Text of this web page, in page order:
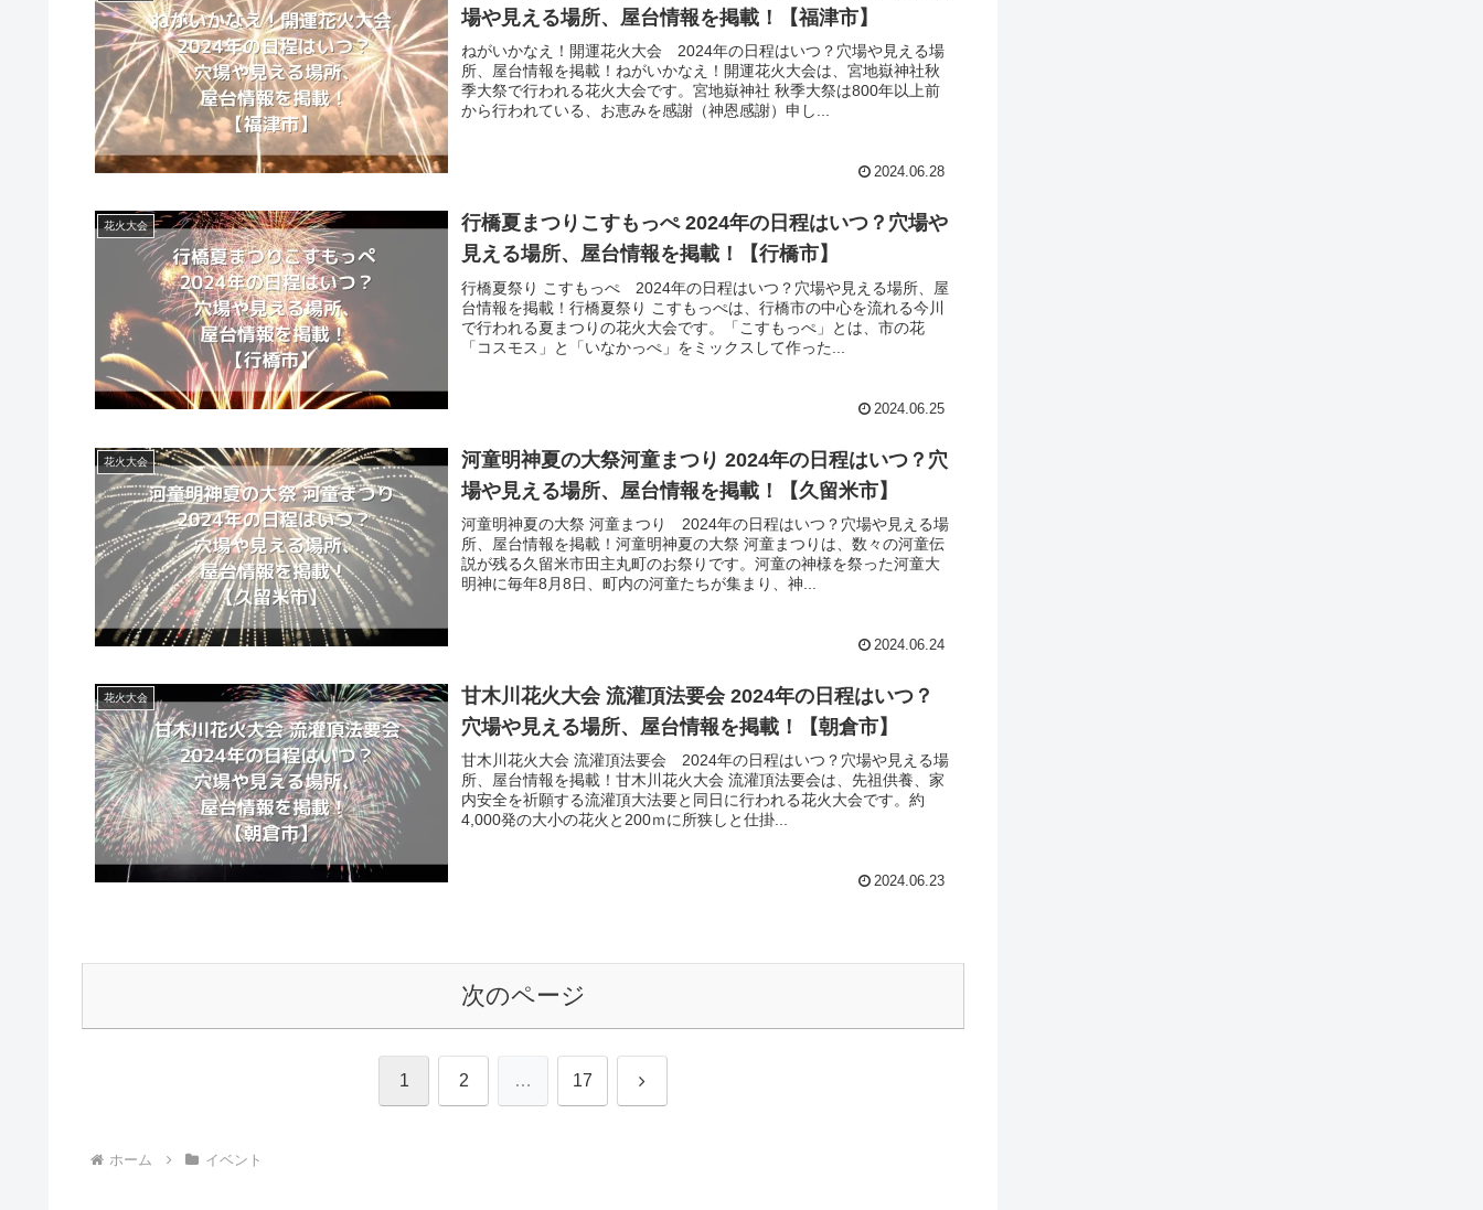
場や見える場所、屋台情報を掲載！【福津市】
ねがいかなえ！開運花火大会 2024年の日程はいつ？穴場や見える場
所、屋台情報を掲載！ねがいかなえ！開運花火大会は、宮地嶽神社秋
季大祭で行われる花火大会です。宮地嶽神社 秋季大祭は800年以上前
から行われている、お恵みを感謝（神恩感謝）申し...
2024.06.28
花火大会
行橋夏まつりこすもっぺ 2024年の日程はいつ？穴場や
見える場所、屋台情報を掲載！【行橋市】
行橋夏祭り こすもっぺ 2024年の日程はいつ？穴場や見える場所、屋
台情報を掲載！行橋夏祭り こすもっぺは、行橋市の中心を流れる今川
で行われる夏まつりの花火大会です。「こすもっぺ」とは、市の花
「コスモス」と「いなかっぺ」をミックスして作った...
2024.06.25
花火大会
河童明神夏の大祭河童まつり 2024年の日程はいつ？穴
場や見える場所、屋台情報を掲載！【久留米市】
河童明神夏の大祭 河童まつり 2024年の日程はいつ？穴場や見える場
所、屋台情報を掲載！河童明神夏の大祭 河童まつりは、数々の河童伝
説が残る久留米市田主丸町のお祭りです。河童の神様を祭った河童大
明神に毎年8月8日、町内の河童たちが集まり、神...
2024.06.24
花火大会
甘木川花火大会 流灌頂法要会 2024年の日程はいつ？
穴場や見える場所、屋台情報を掲載！【朝倉市】
甘木川花火大会 流灌頂法要会 2024年の日程はいつ？穴場や見える場
所、屋台情報を掲載！甘木川花火大会 流灌頂法要会は、先祖供養、家
内安全を祈願する流灌頂大法要と同日に行われる花火大会です。約
4,000発の大小の花火と200ｍに所狭しと仕掛...
2024.06.23
次のページ
1 2 … 17 次
ホーム イベント